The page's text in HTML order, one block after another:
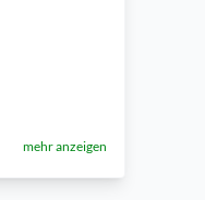
mehr anzeigen